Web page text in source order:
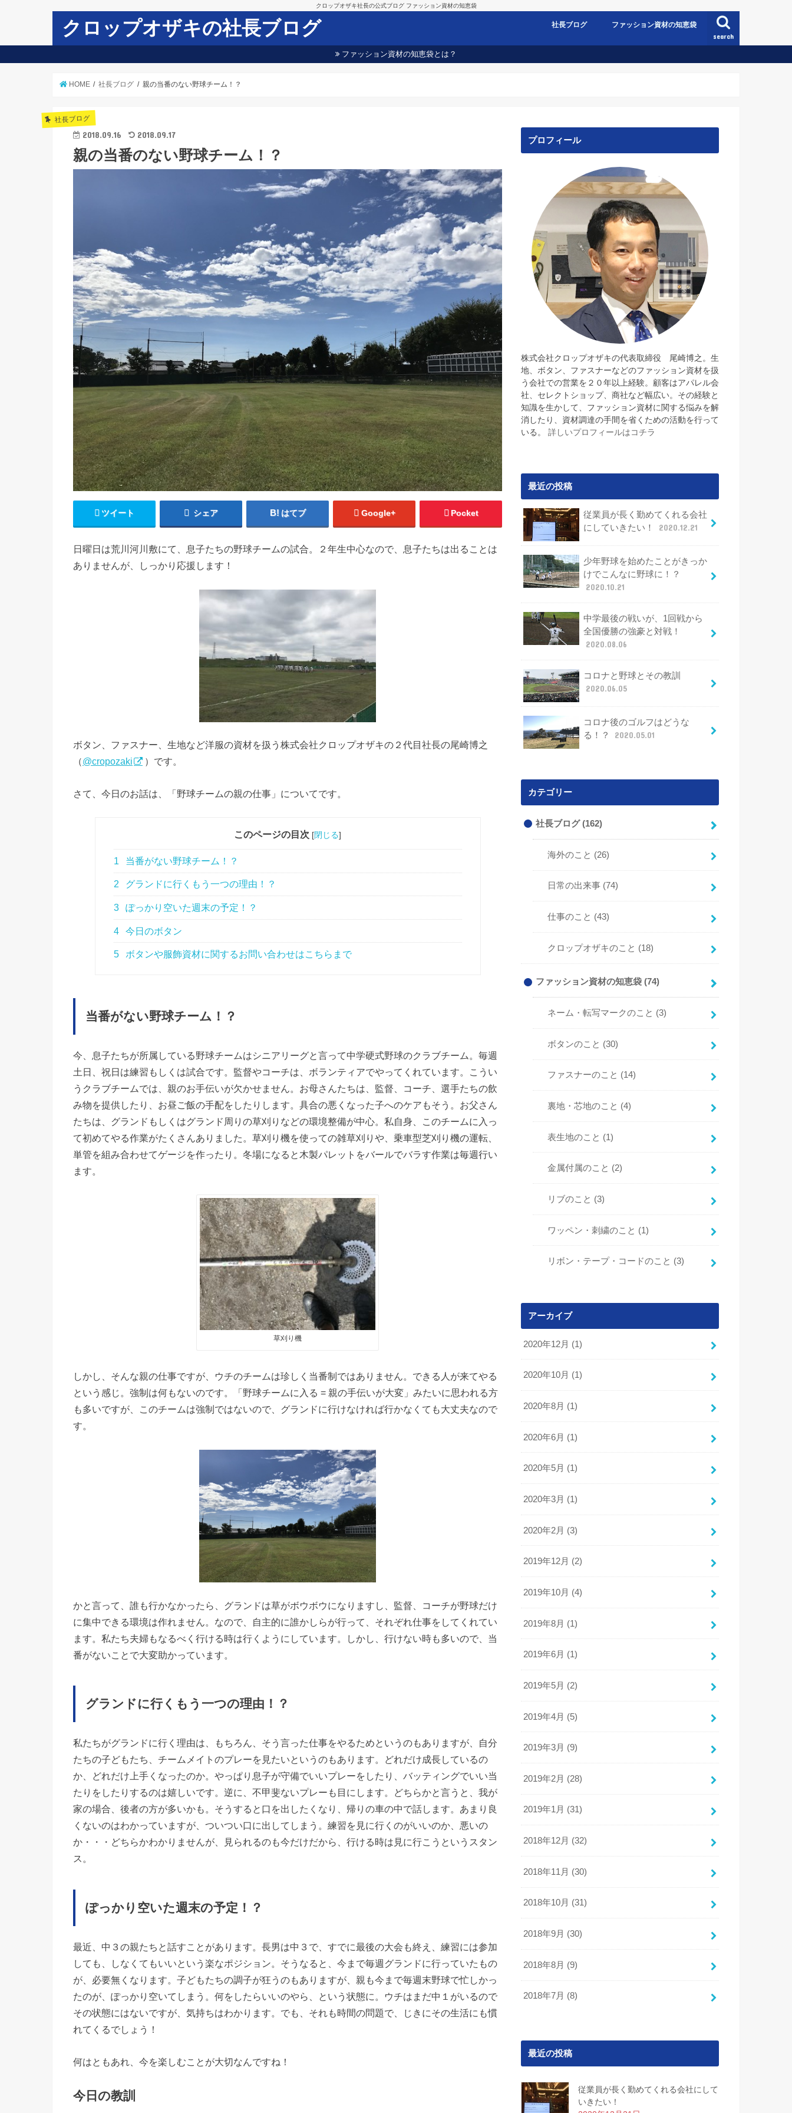
クロップオザキ社長の公式ブログ ファッション資材の知恵袋
クロップオザキの社長ブログ search
社長ブログ ファッション資材の知恵袋
ファッション資材の知恵袋とは？
HOME 社長ブログ 親の当番のない野球チーム！？
社長ブログ
2018.09.16 2018.09.17
親の当番のない野球チーム！？
ツイート シェア はてブ Google+ Pocket
日曜日は荒川河川敷にて、息子たちの野球チームの試合。２年生中心なので、息子たちは出ることは
ありませんが、しっかり応援します！
ボタン、ファスナー、生地など洋服の資材を扱う株式会社クロップオザキの２代目社長の尾崎博之
（@cropozaki ）です。
さて、今日のお話は、「野球チームの親の仕事」についてです。
このページの目次 [閉じる]
1 当番がない野球チーム！？
2 グランドに行くもう一つの理由！？
3 ぽっかり空いた週末の予定！？
4 今日のボタン
5 ボタンや服飾資材に関するお問い合わせはこちらまで
当番がない野球チーム！？
今、息子たちが所属している野球チームはシニアリーグと言って中学硬式野球のクラブチーム。毎週
土日、祝日は練習もしくは試合です。監督やコーチは、ボランティアでやってくれています。こうい
うクラブチームでは、親のお手伝いが欠かせません。お母さんたちは、監督、コーチ、選手たちの飲
み物を提供したり、お昼ご飯の手配をしたりします。具合の悪くなった子へのケアもそう。お父さん
たちは、グランドもしくはグランド周りの草刈りなどの環境整備が中心。私自身、このチームに入っ
て初めてやる作業がたくさんありました。草刈り機を使っての雑草刈りや、乗車型芝刈り機の運転、
単管を組み合わせてゲージを作ったり。冬場になると木製パレットをバールでバラす作業は毎週行い
ます。
草刈り機
しかし、そんな親の仕事ですが、ウチのチームは珍しく当番制ではありません。できる人が来てやる
という感じ。強制は何もないのです。「野球チームに入る = 親の手伝いが大変」みたいに思われる方
も多いですが、このチームは強制ではないので、グランドに行けなければ行かなくても大丈夫なので
す。
かと言って、誰も行かなかったら、グランドは草がボウボウになりますし、監督、コーチが野球だけ
に集中できる環境は作れません。なので、自主的に誰かしらが行って、それぞれ仕事をしてくれてい
ます。私たち夫婦もなるべく行ける時は行くようにしています。しかし、行けない時も多いので、当
番がないことで大変助かっています。
グランドに行くもう一つの理由！？
私たちがグランドに行く理由は、もちろん、そう言った仕事をやるためというのもありますが、自分
たちの子どもたち、チームメイトのプレーを見たいというのもあります。どれだけ成長しているの
か、どれだけ上手くなったのか。やっぱり息子が守備でいいプレーをしたり、バッティングでいい当
たりをしたりするのは嬉しいです。逆に、不甲斐ないプレーも目にします。どちらかと言うと、我が
家の場合、後者の方が多いかも。そうすると口を出したくなり、帰りの車の中で話します。あまり良
くないのはわかっていますが、ついつい口に出してしまう。練習を見に行くのがいいのか、悪いの
か・・・どちらかわかりませんが、見られるのも今だけだから、行ける時は見に行こうというスタン
ス。
ぽっかり空いた週末の予定！？
最近、中３の親たちと話すことがあります。長男は中３で、すでに最後の大会も終え、練習には参加
しても、しなくてもいいという楽なポジション。そうなると、今まで毎週グランドに行っていたもの
が、必要無くなります。子どもたちの調子が狂うのもありますが、親も今まで毎週末野球で忙しかっ
たのが、ぽっかり空いてしまう。何をしたらいいのやら、という状態に。ウチはまだ中１がいるので
その状態にはないですが、気持ちはわかります。でも、それも時間の問題で、じきにその生活にも慣
れてくるでしょう！
何はともあれ、今を楽しむことが大切なんですね！
今日の教訓
プロフィール
株式会社クロップオザキの代表取締役 尾崎博之。生
地、ボタン、ファスナーなどのファッション資材を扱
う会社での営業を２０年以上経験。顧客はアパレル会
社、セレクトショップ、商社など幅広い。その経験と
知識を生かして、ファッション資材に関する悩みを解
消したり、資材調達の手間を省くための活動を行って
いる。 詳しいプロフィールはコチラ
最近の投稿
従業員が長く勤めてくれる会社
にしていきたい！
2020.12.21
少年野球を始めたことがきっか
けでこんなに野球に！？
2020.10.21
中学最後の戦いが、1回戦から
全国優勝の強豪と対戦！
2020.08.06
コロナと野球とその教訓
2020.06.05
コロナ後のゴルフはどうな
る！？
2020.05.01
カテゴリー
社長ブログ(162)
海外のこと (26)
日常の出来事 (74)
仕事のこと (43)
クロップオザキのこと (18)
ファッション資材の知恵袋 (74)
ネーム・転写マークのこと (3)
ボタンのこと (30)
ファスナーのこと (14)
裏地・芯地のこと (4)
表生地のこと (1)
金属付属のこと (2)
リブのこと (3)
ワッペン・刺繍のこと (1)
リボン・テープ・コードのこと (3)
アーカイブ
2020年12月 (1)
2020年10月 (1)
2020年8月 (1)
2020年6月 (1)
2020年5月 (1)
2020年3月 (1)
2020年2月 (3)
2019年12月 (2)
2019年10月 (4)
2019年8月 (1)
2019年6月 (1)
2019年5月 (2)
2019年4月 (5)
2019年3月 (9)
2019年2月 (28)
2019年1月 (31)
2018年12月 (32)
2018年11月 (30)
2018年10月 (31)
2018年9月 (30)
2018年8月 (9)
2018年7月 (8)
最近の投稿
従業員が長く勤めてくれる会社にして
いきたい！